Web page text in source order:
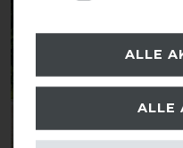
ALLE
ALLE